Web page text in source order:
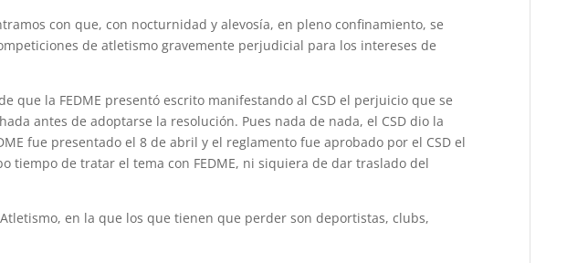
con que, con nocturnidad y alevosía, en pleno confinamiento, se
de atletismo gravemente perjudicial para los intereses de
que la FEDME presentó escrito manifestando al CSD el perjuicio que se
antes de adoptarse la resolución. Pues nada de nada, el CSD dio la
fue presentado el 8 de abril y el reglamento fue aprobado por el CSD el
tiempo de tratar el tema con FEDME, ni siquiera de dar traslado del
en la que los que tienen que perder son deportistas, clubs,